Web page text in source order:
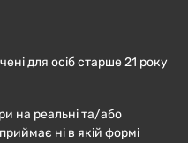
для осіб старше 21 року
на реальні та/або
ні в якій формі